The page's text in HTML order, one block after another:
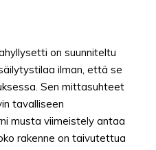
on suunniteltu
ilman, että se
Sen mittasuhteet
tavalliseen
musta viimeistely antaa
rakenne on taivutettua